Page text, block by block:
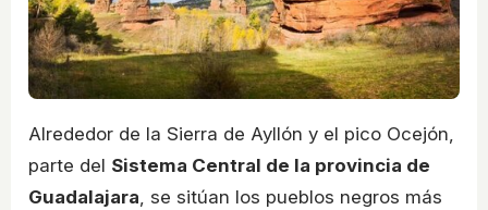
Alrededor de la Sierra de Ayllón y el pico Ocejón,
parte del Sistema Central de la provincia de
Guadalajara, se sitúan los pueblos negros más